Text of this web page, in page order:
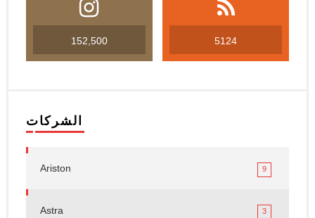
152,500 5124
الشركات
Ariston 9
Astra 3